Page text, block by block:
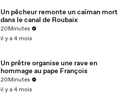
Un pêcheur remonte un caïman mort
dans le canal de Roubaix
20Minutes
il y a 4 mois
Un prêtre organise une rave en
hommage au pape François
20Minutes
il y a 4 mois